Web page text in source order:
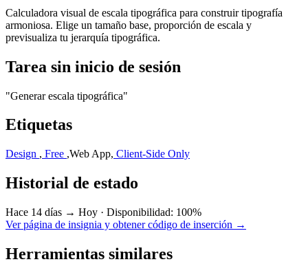
Calculadora visual de escala tipográfica para construir tipografía
armoniosa. Elige un tamaño base, proporción de escala y
previsualiza tu jerarquía tipográfica.
Tarea sin inicio de sesión
"Generar escala tipográfica"
Etiquetas
Design , Free ,Web App, Client-Side Only
Historial de estado
Hace 14 días → Hoy · Disponibilidad: 100%
Ver página de insignia y obtener código de inserción →
Herramientas similares